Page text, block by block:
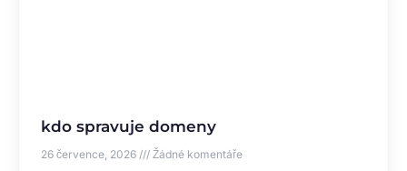
kdo spravuje domeny
26 července, 2026 Žádné komentáře